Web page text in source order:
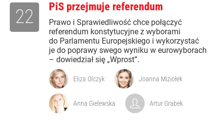
PiS przejmuje referendum
Prawo i Sprawiedliwość chce połączyć
referendum konstytucyjne z wyborami
do Parlamentu Europejskiego i wykorzystać
je do poprawy swego wyniku w eurowyborach
– dowiedział się „Wprost”.
22
Eliza Olczyk Joanna Miziołek
Anna Gielewska Artur Grabek